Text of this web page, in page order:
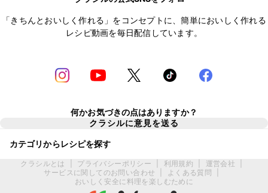
「きちんとおいしく作れる」をコンセプトに、簡単においしく作れる
レシピ動画を毎日配信しています。
何かお気づきの点はありますか？
クラシルに意見を送る
カテゴリからレシピを探す
クラシルとは プライバシーポリシー 利用規約 運営会社
サービスに関してのお問い合わせ
よくある質問
おいしく安全に料理を楽しむために